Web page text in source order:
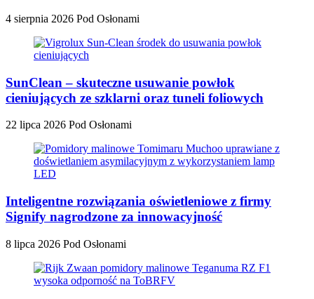
4 sierpnia 2026 Pod Osłonami
SunClean – skuteczne usuwanie powłok
cieniujących ze szklarni oraz tuneli foliowych
22 lipca 2026 Pod Osłonami
Inteligentne rozwiązania oświetleniowe z firmy
Signify nagrodzone za innowacyjność
8 lipca 2026 Pod Osłonami